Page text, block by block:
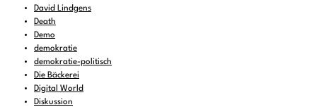
David Lindgens
Death
Demo
demokratie
demokratie-politisch
Die Bäckerei
Digital World
Diskussion